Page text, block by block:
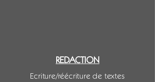
REDACTION
Ecriture/réécriture de textes